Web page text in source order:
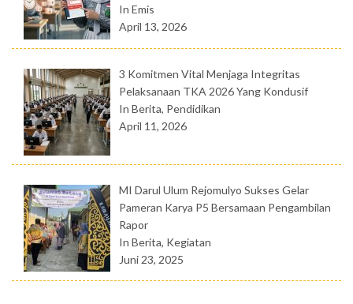
In Emis
April 13, 2026
3 Komitmen Vital Menjaga Integritas
Pelaksanaan TKA 2026 Yang Kondusif
In Berita, Pendidikan
April 11, 2026
MI Darul Ulum Rejomulyo Sukses Gelar
Pameran Karya P5 Bersamaan Pengambilan
Rapor
In Berita, Kegiatan
Juni 23, 2025